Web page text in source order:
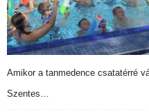
Amikor a tanmedence csatatérré
Szentes…